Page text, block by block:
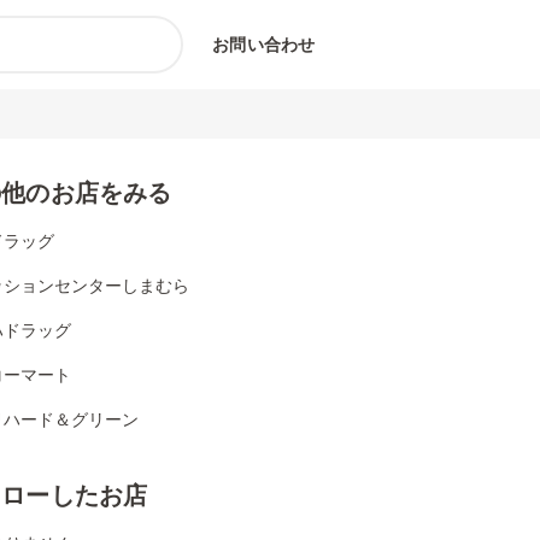
お問い合わせ
のお店をみる
ラッグ
ョンセンターしまむら
ドラッグ
マート
ハード＆グリーン
ーしたお店